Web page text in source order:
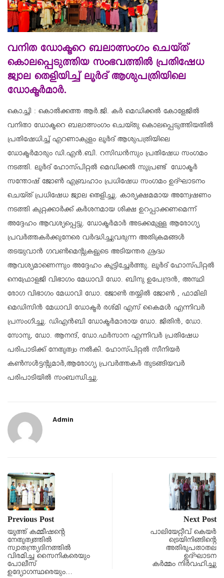
വനിത ഡോക്ടറെ ബലാത്സംഗം ചെയ്ത്
കൊലപ്പെടുത്തിയ സംഭവത്തിൽ പ്രതിഷേധ
ജ്വാല തെളിയിച്ച് ലൂർദ് ആശുപത്രിയിലെ
ഡോക്ടർമാർ.
കൊച്ചി : കൊൽക്കത്ത ആർ.ജി. കർ മെഡിക്കൽ കോളേജിൽ
വനിതാ ഡോക്ടറെ ബലാത്സംഗം ചെയ്തു കൊലപ്പെടുത്തിയതിൽ
പ്രതിഷേധിച്ച് എറണാകുളം ലൂർദ് ആശുപത്രിയിലെ
ഡോക്ടർമാരും ഡി.എൻ.ബി. റസിഡൻസും പ്രതിഷേധ സംഗമം
നടത്തി. ലൂർദ് ഹോസ്പിറ്റൽ മെഡിക്കൽ സൂപ്രണ്ട് ഡോക്ടർ
സന്തോഷ് ജോൺ എബ്രഹാം പ്രധിഷേധ സംഗമം ഉദ്ഘാടനം
ചെയ്ത് പ്രധിഷേധ ജ്വാല തെളിച്ചു. കാര്യക്ഷമമായ അന്വേഷണം
നടത്തി കുറ്റക്കാർക്ക് കർശനമായ ശിക്ഷ ഉറപ്പാക്കണമെന്ന്
അദ്ദേഹം ആവശ്യപ്പെട്ടു. ഡോക്ടർമാർ അടക്കമുള്ള ആരോഗ്യ
പ്രവർത്തകർക്കുനേരെ വർദ്ധിച്ചുവരുന്ന അതിക്രമങ്ങൾ
തടയുവാൻ ഗവൺമെന്റുകളുടെ അടിയന്തര ശ്രദ്ധ
ആവശ്യമാണെന്നും അദ്ദേഹം കൂട്ടിച്ചേർത്തു. ലൂർദ് ഹോസ്പിറ്റൽ
നെഫ്രോളജി വിഭാഗം മേധാവി ഡോ. ബിനു ഉപേന്ദ്രൻ, അസ്ഥി
രോഗ വിഭാഗം മേധാവി ഡോ. ജോൺ തയ്യിൽ ജോൺ , ഫാമിലി
മെഡിസിൻ മേധാവി ഡോക്ടർ രശ്മി എസ് കൈമൾ എന്നിവർ
പ്രസംഗിച്ചു. ഡിഎൻബി ഡോക്ടർമാരായ ഡോ. ജിതിൻ, ഡോ.
സോനു, ഡോ. ആനന്ദ്, ഡോ.ഫർസാന എന്നിവർ പ്രതിഷേധ
പരിപാടിക്ക് നേതൃത്വം നൽകി. ഹോസ്പിറ്റൽ സീനിയർ
കൺസൾട്ടന്റുമാർ,ആരോഗ്യ പ്രവർത്തകർ തുടങ്ങിയവർ
പരിപാടിയിൽ സംബന്ധിച്ചു.
Admin
Previous Post
യൂത്ത് കമ്മീഷന്റെ
നേതൃത്വത്തിൽ
സ്വാതന്ത്ര്യദിനത്തിൽ
വിരമിച്ച സൈനികരെയും
പോലീസ്
ഉദ്യോഗസ്ഥരെയും…
Next Post
പാലിയേറ്റീവ് കെയർ
ട്രെയിനിങ്ങിന്റെ
അതിരൂപതാതല
ഉദ്ഘാടന
കർമ്മം നിർവഹിച്ചു